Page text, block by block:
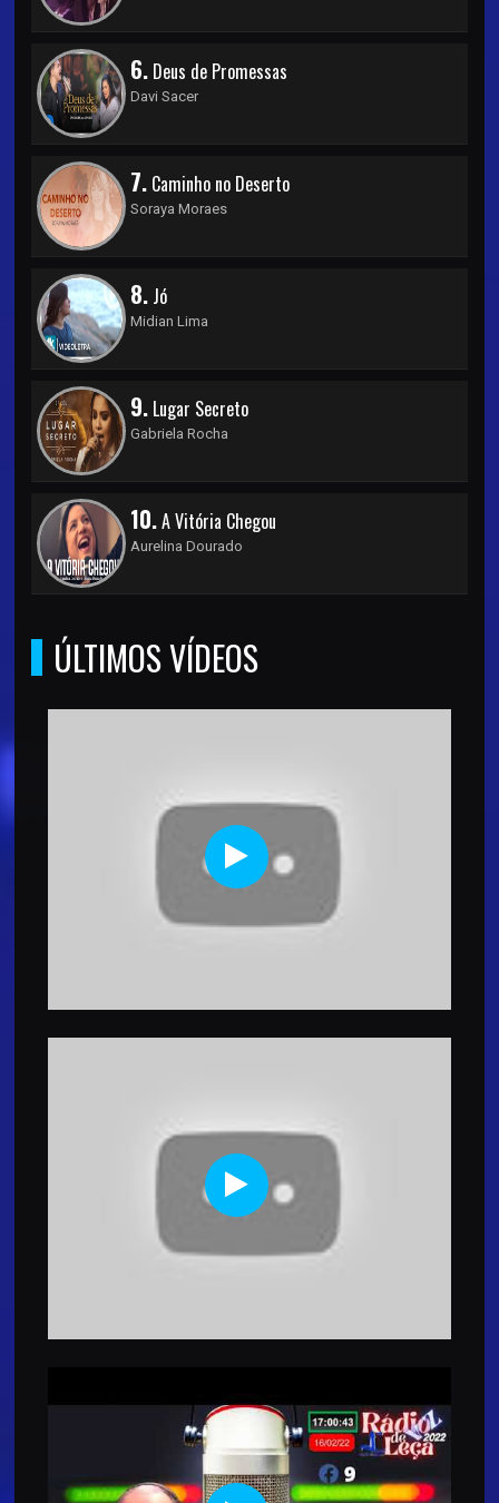
6. Deus de Promessas
Davi Sacer
7. Caminho no Deserto
Soraya Moraes
8. Jó
Midian Lima
9. Lugar Secreto
Gabriela Rocha
10.A Vitória Chegou
Aurelina Dourado
ÚLTIMOS VÍDEOS